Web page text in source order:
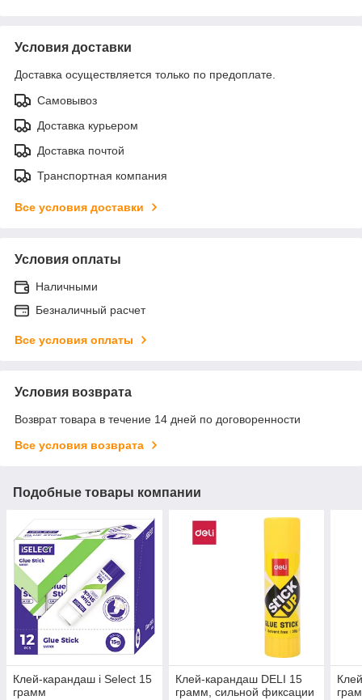
Условия доставки
Доставка осуществляется только по предоплате.
Самовывоз
Доставка курьером
Доставка почтой
Транспортная компания
Все условия доставки
Условия оплаты
Наличными
Безналичный расчет
Все условия оплаты
Условия возврата
Возврат товара в течение 14 дней по договоренности
Все условия возврата
Подобные товары компании
Клей-карандаш i Select 15
грамм
Клей-карандаш DELI 15
грамм, сильной фиксации